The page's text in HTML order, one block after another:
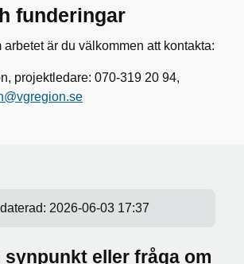
funderingar
arbetet är du välkommen att kontakta:
projektledare: 070-319 20 94,
2026-06-03 17:37
synpunkt eller fråga om